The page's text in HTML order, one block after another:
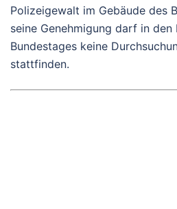
Polizeigewalt im Gebäude des
seine Genehmigung darf in den
Bundestages keine
stattfinden.